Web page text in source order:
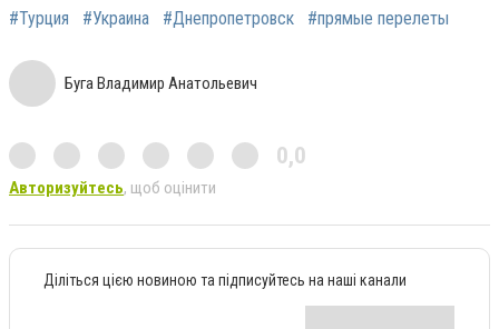
#Турция #Украина #Днепропетровск #прямые перелеты
Буга Владимир Анатольевич
0,0
Авторизуйтесь, щоб оцінити
Діліться цією новиною та підписуйтесь на наші канали